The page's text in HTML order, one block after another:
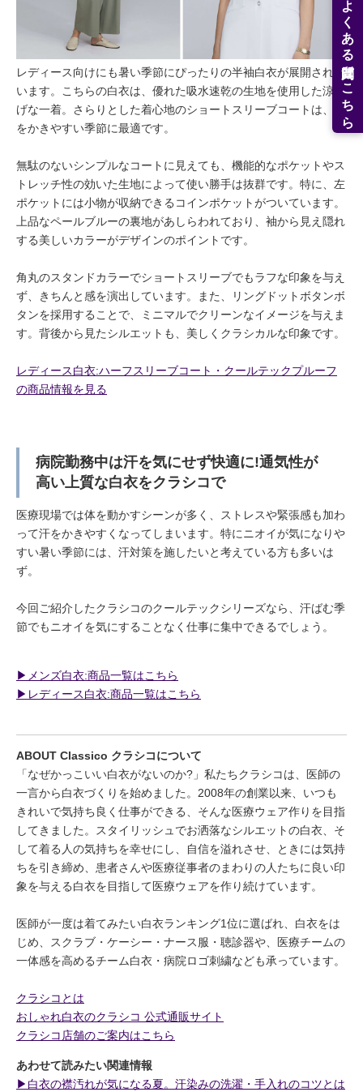
よくある質問はこちら
レディース向けにも暑い季節にぴったりの半袖白衣が展開されて
います。こちらの白衣は、優れた吸水速乾の生地を使用した涼し
げな一着。さらりとした着心地のショートスリーブコートは、汗
をかきやすい季節に最適です。
無駄のないシンプルなコートに見えても、機能的なポケットやス
トレッチ性の効いた生地によって使い勝手は抜群です。特に、左
ポケットには小物が収納できるコインポケットがついています。
上品なペールブルーの裏地があしらわれており、袖から見え隠れ
する美しいカラーがデザインのポイントです。
角丸のスタンドカラーでショートスリーブでもラフな印象を与え
ず、きちんと感を演出しています。また、リングドットボタンボ
タンを採用することで、ミニマルでクリーンなイメージを与えま
す。背後から見たシルエットも、美しくクラシカルな印象です。
レディース白衣:ハーフスリーブコート・クールテックプルーフ
の商品情報を見る
病院勤務中は汗を気にせず快適に!通気性が
高い上質な白衣をクラシコで
医療現場では体を動かすシーンが多く、ストレスや緊張感も加わ
って汗をかきやすくなってしまいます。特にニオイが気になりや
すい暑い季節には、汗対策を施したいと考えている方も多いは
ず。
今回ご紹介したクラシコのクールテックシリーズなら、汗ばむ季
節でもニオイを気にすることなく仕事に集中できるでしょう。
▶︎メンズ白衣:商品一覧はこちら
▶︎レディース白衣:商品一覧はこちら
ABOUT Classico クラシコについて
「なぜかっこいい白衣がないのか?」私たちクラシコは、医師の
一言から白衣づくりを始めました。2008年の創業以来、いつも
きれいで気持ち良く仕事ができる、そんな医療ウェア作りを目指
してきました。スタイリッシュでお洒落なシルエットの白衣、そ
して着る人の気持ちを幸せにし、自信を溢れさせ、ときには気持
ちを引き締め、患者さんや医療従事者のまわりの人たちに良い印
象を与える白衣を目指して医療ウェアを作り続けています。
医師が一度は着てみたい白衣ランキング1位に選ばれ、白衣をは
じめ、スクラブ・ケーシー・ナース服・聴診器や、医療チームの
一体感を高めるチーム白衣・病院ロゴ刺繍なども承っています。
クラシコとは
おしゃれ白衣のクラシコ 公式通販サイト
クラシコ店舗のご案内はこちら
あわせて読みたい関連情報
▶︎白衣の襟汚れが気になる夏。汗染みの洗濯・手入れのコツとは